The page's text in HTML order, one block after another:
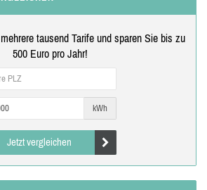
tausend Tarife und sparen Sie bis zu
500 Euro pro Jahr!
kWh
Jetzt vergleichen